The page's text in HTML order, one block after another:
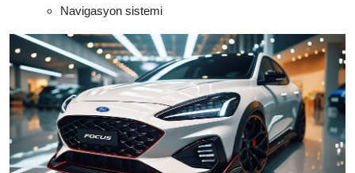
Navigasyon sistemi